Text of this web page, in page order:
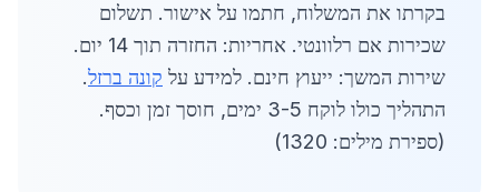
בקרתו את המשלוח, חתמו על אישור. תשלום
שכירות אם רלוונטי. אחריות: החזרה תוך 14 יום.
שירות המשך: ייעוץ חינם. למידע על קונה ברזל.
התהליך כולו לוקח 3-5 ימים, חוסך זמן וכסף.
(ספירת מילים: 1320)